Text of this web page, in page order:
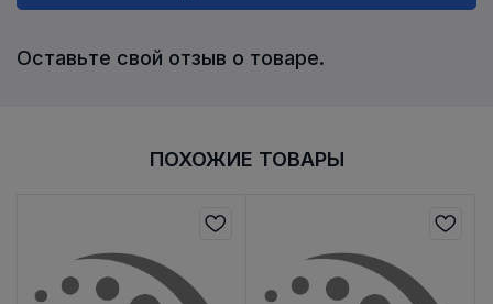
Оставьте свой отзыв о товаре.
ПОХОЖИЕ ТОВАРЫ